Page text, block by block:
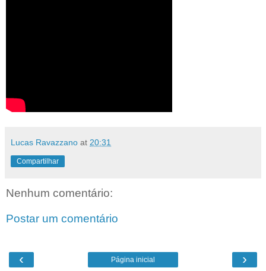
Lucas Ravazzano at 20:31
Compartilhar
Nenhum comentário:
Postar um comentário
‹ ›
Página inicial